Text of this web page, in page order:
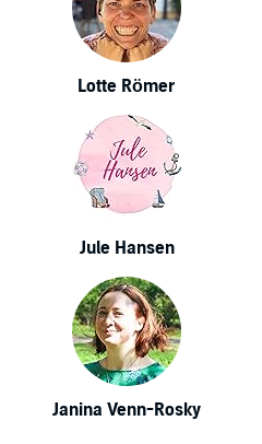
Lotte Römer
Jule Hansen
Janina Venn-Rosky